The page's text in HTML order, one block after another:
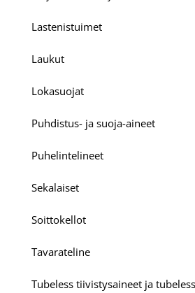
Lastenistuimet
Laukut
Lokasuojat
Puhdistus- ja suoja-aineet
Puhelintelineet
Sekalaiset
Soittokellot
Tavarateline
Tubeless tiivistysaineet ja